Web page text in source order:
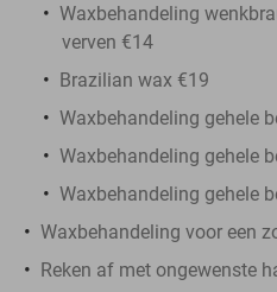
Waxbehandeling
verven €14
Brazilian wax €19
Waxbehandeling gehele
Waxbehandeling gehele
Waxbehandeling gehele
Waxbehandeling voor een
Reken af met ongewenste